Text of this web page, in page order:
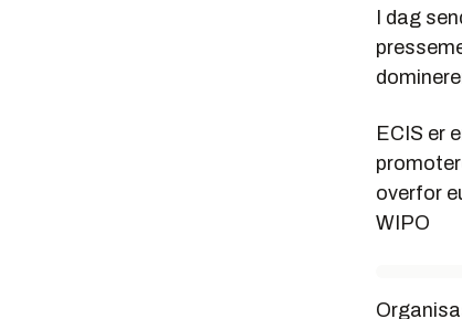
I dag
ECIS er
overfor
WIPO